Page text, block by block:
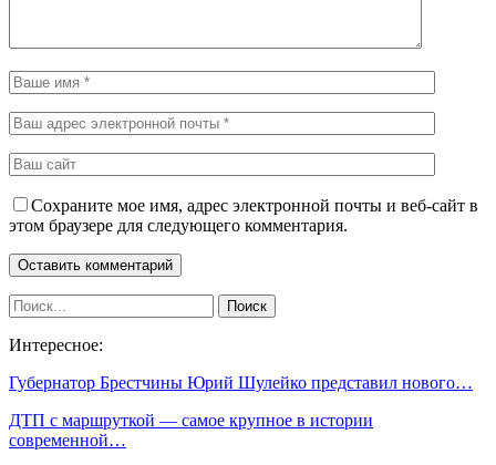
Сохраните мое имя, адрес электронной почты и веб-сайт в
этом браузере для следующего комментария.
Интересное:
Губернатор Брестчины Юрий Шулейко представил нового…
ДТП с маршруткой — самое крупное в истории
современной…